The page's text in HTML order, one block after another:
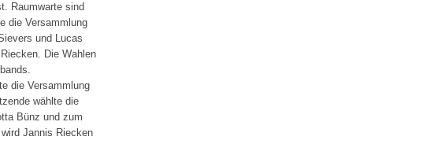
Raumwarte sind
die Versammlung
und Lucas
Die Wahlen
die Versammlung
wählte die
Bünz und zum
Jannis Riecken